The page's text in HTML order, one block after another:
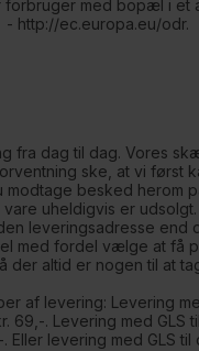
forbruger med bopæl i et
http://ec.europa.eu/odr.
fra dag til dag. Vores
ske, at vi først
besked herom
uheldigvis er udsolgt.
leveringsadresse end
med fordel vælge at få
der altid er nogen til at
af levering: Levering
69,-. Levering med GLS
Eller levering med GLS til